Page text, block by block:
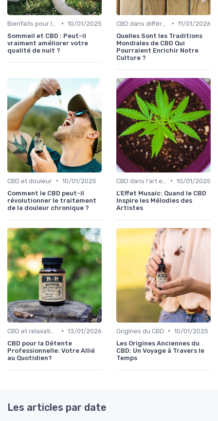
• 10/01/2025
Sommeil et CBD : Peut-il
vraiment améliorer votre
qualité de nuit ?
• 11/01/2026
Quelles Sont les Traditions
Mondiales de CBD Qui
Pourraient Enrichir Notre
Culture ?
CBD et douleur • 10/01/2025
Comment le CBD peut-il
révolutionner le traitement
de la douleur chronique ?
• 10/01/2025
L'Effet Musaic: Quand le CBD
Inspire les Mélodies des
Artistes
• 13/01/2026
CBD pour la Détente
Professionnelle: Votre Allié
au Quotidien?
Origines du CBD • 10/01/2025
Les Origines Anciennes du
CBD: Un Voyage à Travers le
Temps
Les articles par date